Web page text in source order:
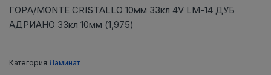
Категория:Ламинат